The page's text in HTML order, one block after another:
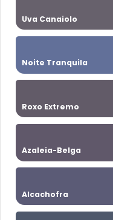
Uva Canaiolo
Noite Tranquila
Roxo Extremo
Azaleia-Belga
Alcachofra